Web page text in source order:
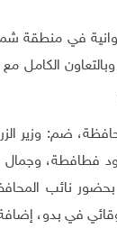
الحيوانية في
الكامل مع
ضم: وزير
فطافطة، وجمال
نائب
في بدو، إضافة